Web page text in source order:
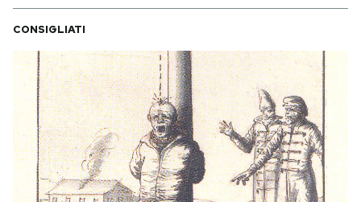
CONSIGLIATI